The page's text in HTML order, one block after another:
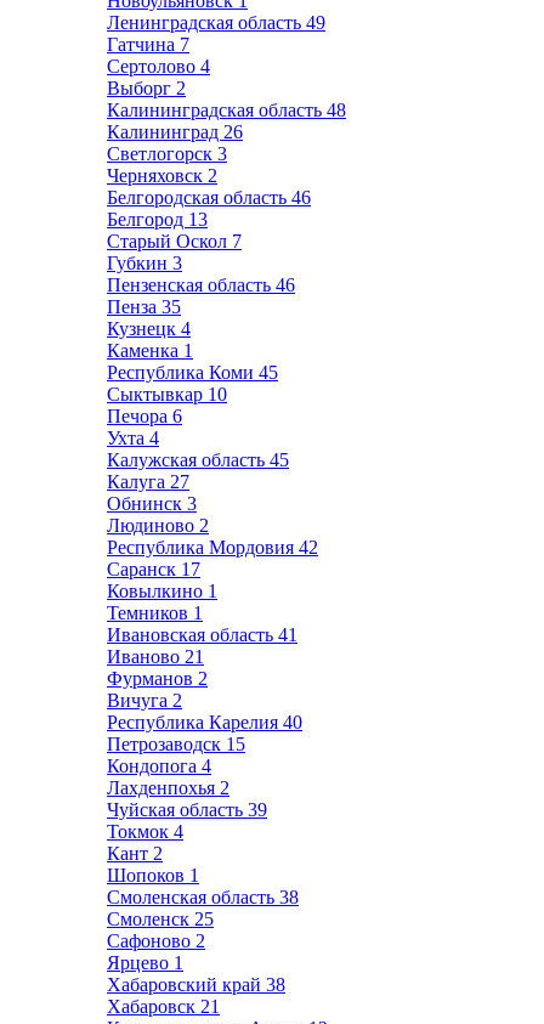
Ленинградская область 49
Гатчина 7
Сертолово 4
Выборг 2
Калининградская область 48
Калининград 26
Светлогорск 3
Черняховск 2
Белгородская область 46
Белгород 13
Старый Оскол 7
Губкин 3
Пензенская область 46
Пенза 35
Кузнецк 4
Каменка 1
Республика Коми 45
Сыктывкар 10
Печора 6
Ухта 4
Калужская область 45
Калуга 27
Обнинск 3
Людиново 2
Республика Мордовия 42
Саранск 17
Ковылкино 1
Темников 1
Ивановская область 41
Иваново 21
Фурманов 2
Вичуга 2
Республика Карелия 40
Петрозаводск 15
Кондопога 4
Лахденпохья 2
Чуйская область 39
Токмок 4
Кант 2
Шопоков 1
Смоленская область 38
Смоленск 25
Сафоново 2
Ярцево 1
Хабаровский край 38
Хабаровск 21